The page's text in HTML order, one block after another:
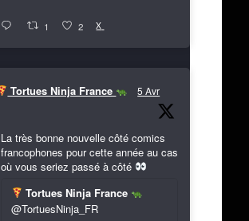
1 2 X
Tortues Ninja France 5 Avr
La très bonne nouvelle côté comics
francophones pour cette année au cas
où vous seriez passé à côté
Tortues Ninja France
@TortuesNinja_FR